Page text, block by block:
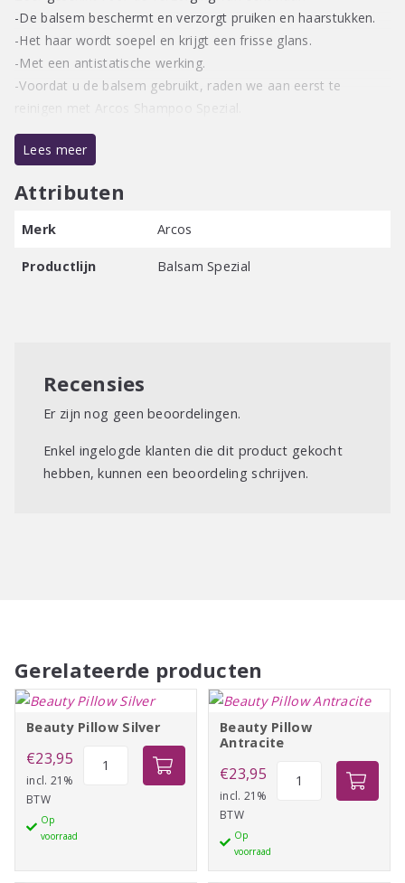
-De balsem beschermt en verzorgt pruiken en haarstukken.
-Het haar wordt soepel en krijgt een frisse glans.
-Met een antistatische werking.
-Voordat u de balsem gebruikt, raden we aan eerst te
reinigen met Arcos Shampoo Spezial.
Lees meer
Attributen
Merk Arcos
Productlijn Balsam Spezial
Recensies
Er zijn nog geen beoordelingen.
Enkel ingelogde klanten die dit product gekocht
hebben, kunnen een beoordeling schrijven.
Gerelateerde producten
Beauty Pillow Silver
€23,95
incl. 21%
BTW
Op
voorraad
Beauty Pillow
Antracite
€23,95
incl. 21%
BTW
Op
voorraad